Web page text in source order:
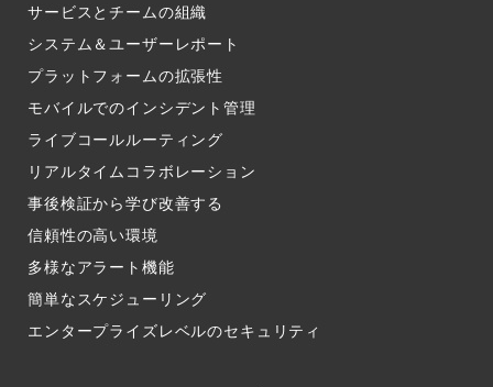
サービスとチームの組織​
システム＆ユーザーレポート​
プラットフォームの拡張性
モバイルでのインシデント管理​
ライブコールルーティング​
リアルタイムコラボレーション​
事後検証から学び改善する
信頼性の高い環境​
多様なアラート機能​
簡単なスケジューリング​
エンタープライズレベルのセキュリティ